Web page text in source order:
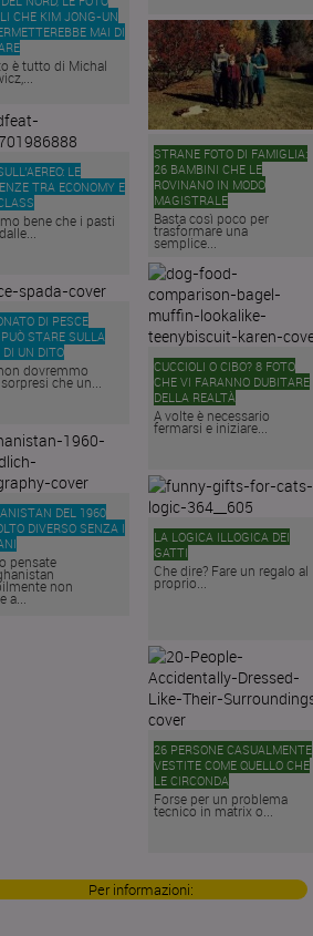
CHE KIM JONG-UN
MAI DI
è tutto di Michal
LE
TRA ECONOMY E
bene che i pasti
DI PESCE
STARE SULLA
UN DITO
dovremmo
che un...
DEL 1960
DIVERSO SENZA I
pensate
non
STRANE FOTO DI FAMIGLIA:
26 BAMBINI CHE LE
ROVINANO IN MODO
MAGISTRALE
Basta così poco per
trasformare una
semplice...
CUCCIOLI O CIBO? 8 FOTO
CHE VI FARANNO DUBITARE
DELLA REALTÀ
A volte è necessario
fermarsi e iniziare...
LA LOGICA ILLOGICA DEI
GATTI
Che dire? Fare un regalo al
proprio...
26 PERSONE CASUALMENTE
VESTITE COME QUELLO CHE
LE CIRCONDA
Forse per un problema
tecnico in matrix o...
Per informazioni: